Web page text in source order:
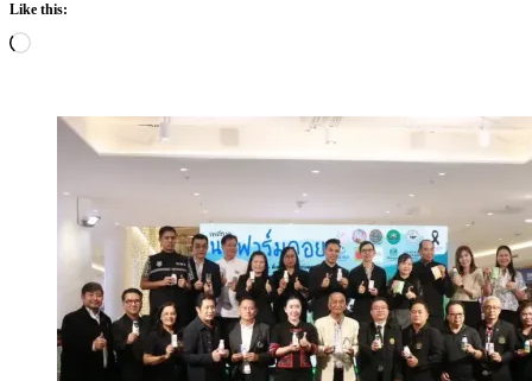
Like this:
Loading…